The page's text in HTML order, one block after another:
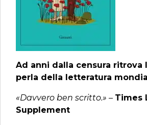
Ad anni dalla censura ritrova
perla della letteratura
«Davvero ben scritto.» – Times
Supplement